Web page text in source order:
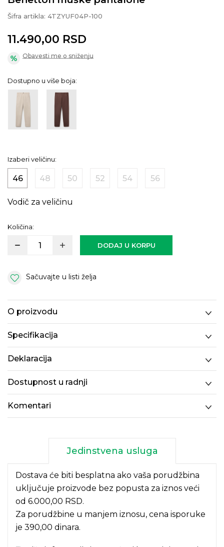
Šifra artikla: 4TZYUF04P-100
11.490,00 RSD
Obavesti me o sniženju
Dostupno u više boja:
Izaberi veličinu:
46 48 50 52 54 56
Vodič za veličinu
Količina:
DODAJ U KORPU
Sačuvajte u listi želja
O proizvodu
Specifikacija
Deklaracija
Dostupnost u radnji
Komentari
Jedinstvena usluga
Dostava će biti besplatna ako vaša porudžbina
uključuje proizvode bez popusta za iznos veći
od 6.000,00 RSD.
Za porudžbine u manjem iznosu, cena isporuke
je 390,00 dinara.